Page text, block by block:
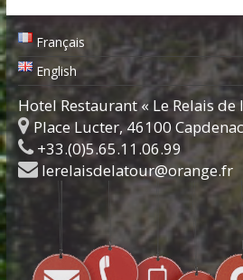
Français
English
Hotel Restaurant « Le Relais de
Place Lucter, 46100
+33.(0)5.65.11.06.99
lerelaisdelatour@orange.fr